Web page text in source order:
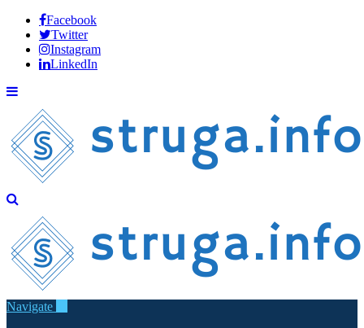
Facebook
Twitter
Instagram
LinkedIn
Navigate